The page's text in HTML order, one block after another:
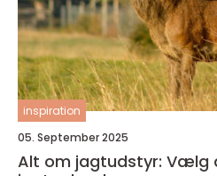
inspiration
05. September 2025
Alt om jagtudstyr: Vælg